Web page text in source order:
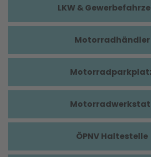
LKW &
Motorradhändler
ÖPNV Haltestelle